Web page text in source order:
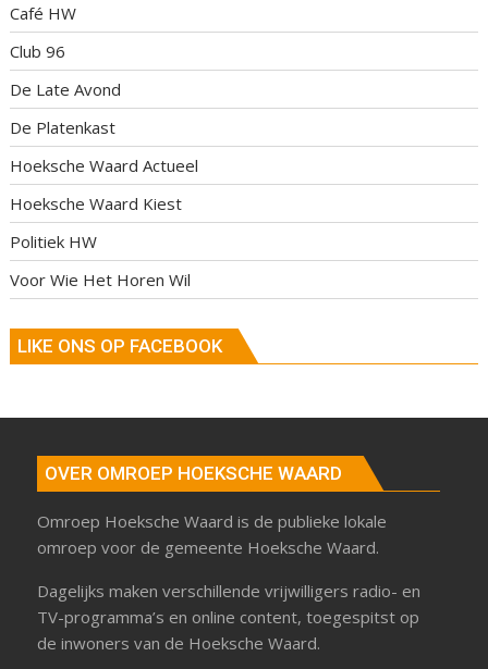
Café HW
Club 96
De Late Avond
De Platenkast
Hoeksche Waard Actueel
Hoeksche Waard Kiest
Politiek HW
Voor Wie Het Horen Wil
LIKE ONS OP FACEBOOK
OVER OMROEP HOEKSCHE WAARD
Omroep Hoeksche Waard is de publieke lokale
omroep voor de gemeente Hoeksche Waard.
Dagelijks maken verschillende vrijwilligers radio- en
TV-programma’s en online content, toegespitst op
de inwoners van de Hoeksche Waard.